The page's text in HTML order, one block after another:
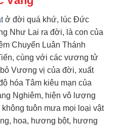
ở đời quá khứ, lúc Đức
Như Lai ra đời, là con của
Chuyển Luân Thánh
cùng với các vương tử
Vương vị của đời, xuất
hóa Tâm kiêu mạn của
Nghiêm, hiện vô lượng
tuôn mưa mọi loại vật
hoa, hương bột, hương